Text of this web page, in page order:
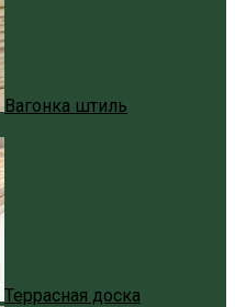
Вагонка штиль
Террасная доска